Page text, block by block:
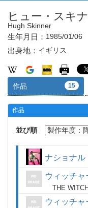
ヒュー・スキ
Hugh Skinner
生年月日： 1985/01/06
出身地： イギリス
作品 15
作品
並び順
ナショナル
ウィッチ
THE
ウィッチ